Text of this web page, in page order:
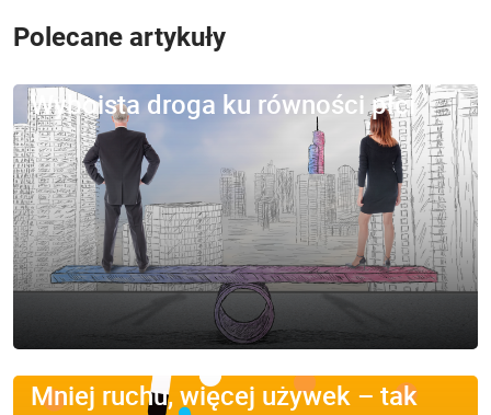
Polecane artykuły
Wyboista droga ku równości płci
Mniej ruchu, więcej używek – tak